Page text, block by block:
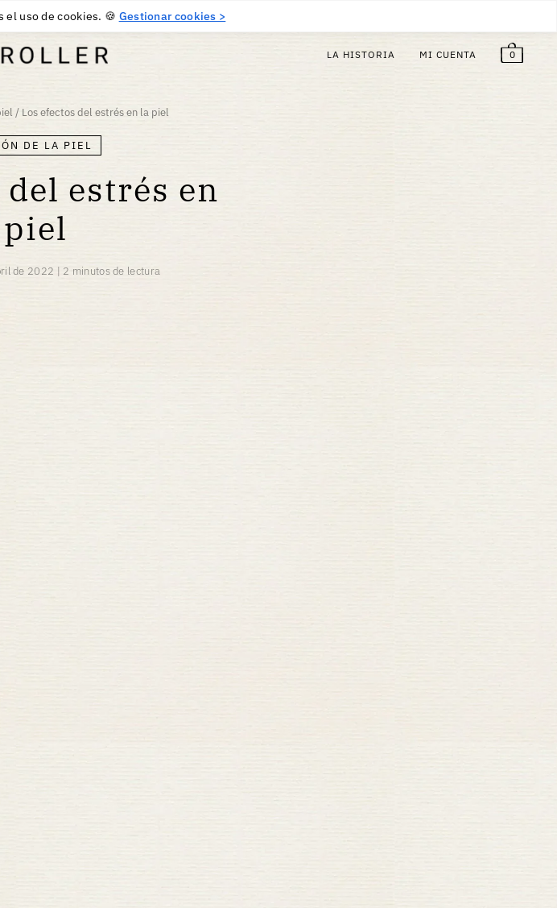
el uso de cookies. 🍪 Gestionar cookies >
30€
DURANTE 30 DÍAS
LA HISTORIA MI CUENTA 0
/ Los efectos del estrés en la piel
DE LA PIEL
estrés en
de 2022 | 2 minutos de lectura